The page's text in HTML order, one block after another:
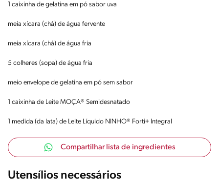
1 caixinha de gelatina em pó sabor uva
meia xícara (chá) de água fervente
meia xícara (chá) de água fria
5 colheres (sopa) de água fria
meio envelope de gelatina em pó sem sabor
1 caixinha de Leite MOÇA® Semidesnatado
1 medida (da lata) de Leite Líquido NINHO® Forti+ Integral
Compartilhar lista de ingredientes
Utensílios necessários